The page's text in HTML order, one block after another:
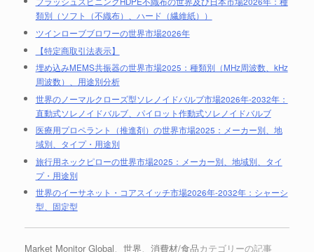
類別（ソフト（不織布）、ハード（繊維紙））
ツインローブブロワーの世界市場2026年
【特定商取引法表示】
埋め込みMEMS共振器の世界市場2025：種類別（MHz周波数、kHz
周波数）、用途別分析
世界のノーマルクローズ型ソレノイドバルブ市場2026年-2032年：
直動式ソレノイドバルブ、パイロット作動式ソレノイドバルブ
医療用プロペラント（推進剤）の世界市場2025：メーカー別、地
域別、タイプ・用途別
旅行用ネックピローの世界市場2025：メーカー別、地域別、タイ
プ・用途別
世界のイーサネット・コアスイッチ市場2026年-2032年：シャーシ
型、固定型
Market Monitor Global、 世界、 消費材/食品カテゴリーの記事